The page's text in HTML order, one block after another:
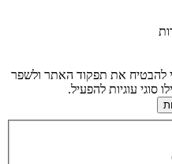
להבטיח את תפקוד האתר ולשפר
עוגיות להפעיל.